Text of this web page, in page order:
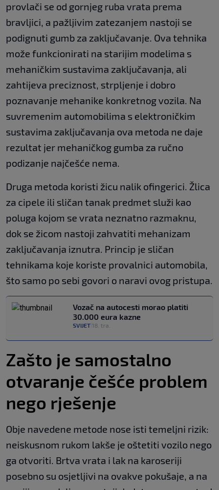
provlači se od gornjeg ruba vrata prema
bravljici, a pažljivim zatezanjem nastoji se
podignuti gumb za zaključavanje. Ova tehnika
može funkcionirati na starijim modelima s
mehaničkim sustavima zaključavanja, ali
zahtijeva preciznost, strpljenje i dobro
poznavanje mehanike konkretnog vozila. Na
suvremenim automobilima s elektroničkim
sustavima zaključavanja ova metoda ne daje
rezultat jer mehaničkog gumba za ručno
podizanje najčešće nema.
Druga metoda koristi žicu nalik ofingerici. Žlica
za cipele ili sličan tanak predmet služi kao
poluga kojom se vrata neznatno razmaknu,
dok se žicom nastoji zahvatiti mehanizam
zaključavanja iznutra. Princip je sličan
tehnikama koje koriste provalnici automobila,
što samo po sebi govori o naravi ovog pristupa.
Vozač na autocesti morao platiti
30.000 eura kazne
SVIJET 18. tra.
Zašto je samostalno
otvaranje češće problem
nego rješenje
Obje navedene metode nose isti temeljni rizik:
neiskusnom rukom lakše je oštetiti vozilo nego
ga otvoriti. Brtva vrata i lak na karoseriji
posebno su osjetljivi na ovakve pokušaje, a na